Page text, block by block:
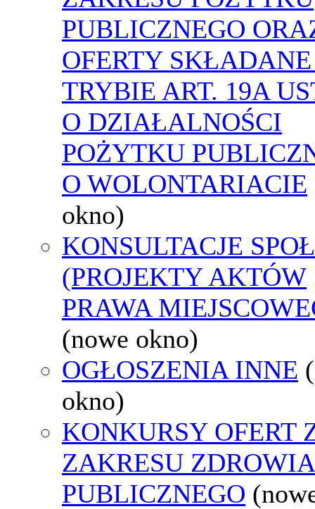
PUBLICZNEGO
OFERTY
TRYBIE ART. 19A
O DZIAŁALNOŚCI
POŻYTKU
O WOLONTARIACIE
okno)
KONSULTACJE
(PROJEKTY AKTÓW
PRAWA
(nowe okno)
OGŁOSZENIA INNE
okno)
KONKURSY OFERT
ZAKRESU ZDROWIA
PUBLICZNEGO